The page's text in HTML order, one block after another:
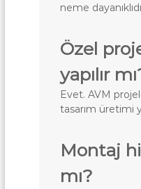
neme
Özel
yapılır
Evet. AVM
tasarım üretimi
Montaj
mı?